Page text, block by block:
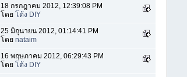
18 กรกฎาคม 2012, 12:39:08 PM
โดย โต้ง DIY
25 มิถุนายน 2012, 01:14:41 PM
โดย nataim
16 พฤษภาคม 2012, 06:29:43 PM
โดย โต้ง DIY